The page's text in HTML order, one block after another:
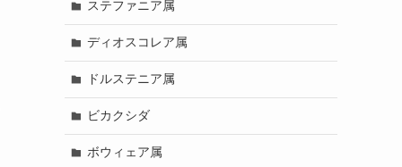
ステファニア属
ディオスコレア属
ドルステニア属
ビカクシダ
ボウィェア属